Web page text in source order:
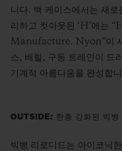
니다. 백 케이스에서는 새
리하고 컷아웃된 ‘H’에는
Manufacture. Nyon”이
스, 배럴, 구동 트레인이 드
기계적 아름다움을 완성합
OUTSIDE: 한층 강화된 빅뱅
빅뱅 리로디드는 아이코닉